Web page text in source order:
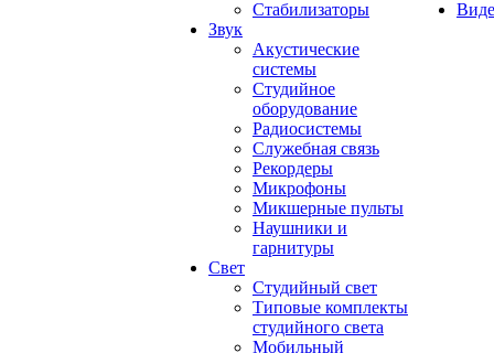
Стабилизаторы
Звук
Акустические
системы
Студийное
оборудование
Радиосистемы
Служебная связь
Рекордеры
Микрофоны
Микшерные пульты
Наушники и
гарнитуры
Свет
Студийный свет
Типовые комплекты
студийного света
Мобильный